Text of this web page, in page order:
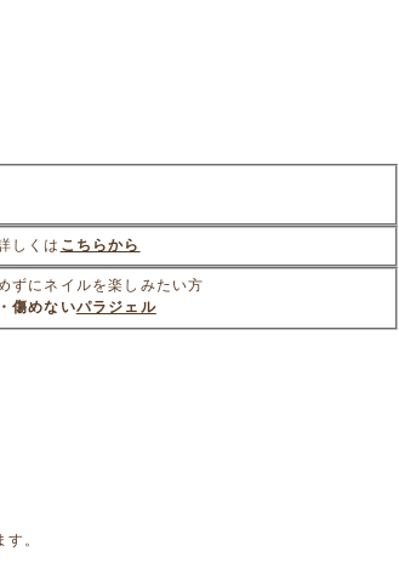
しくは こちらから
ずにネイルを楽しみたい方
傷めないパラジェル
。